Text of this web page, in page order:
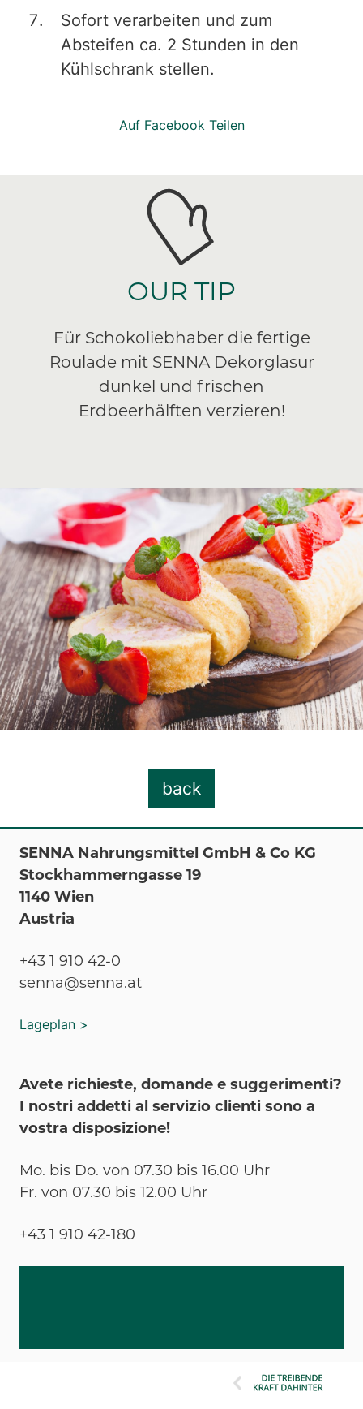
Sofort verarbeiten und zum
Absteifen ca. 2 Stunden in den
Kühlschrank stellen.
Auf Facebook Teilen
OUR TIP
Für Schokoliebhaber die fertige
Roulade mit SENNA Dekorglasur
dunkel und frischen
Erdbeerhälften verzieren!
back
SENNA Nahrungsmittel GmbH & Co KG
Stockhammerngasse 19
1140 Wien
Austria
+43 1 910 42-0
senna@senna.at
Lageplan >
Avete richieste, domande e suggerimenti?
I nostri addetti al servizio clienti sono a
vostra disposizione!
Mo. bis Do. von 07.30 bis 16.00 Uhr
Fr. von 07.30 bis 12.00 Uhr
+43 1 910 42-180